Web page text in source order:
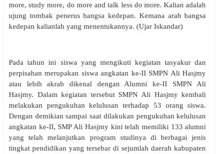
more, study more, do more and talk less do more. Kalian adalah
ujung tombak penerus bangsa kedepan. Kemana arah bangsa
kedepan kalianlah yang menentukannya. (Ujar Iskandar)
Pada tahun ini siswa yang mengikuti kegiatan tasyakur dan
perpisahan merupakan siswa angkatan ke-II SMPN Ali Hasjmy
atau lebih akrab dikenal dengan Alumni ke-II SMPN Ali
Hasjmy. Dalam kegiatan tersebut SMPN Ali Hasjmy kembali
melakukan pengukuhan kelulusan terhadap 53 orang siswa.
Dengan demikian sampai saat dilakukan pengukuhan kelulusan
angkatan ke-II, SMP Ali Hasjmy kini telah memiliki 133 alumni
yang telah melanjutkan program studinya di berbagai jenis
tingkat pendidikan yang tersebar di sejumlah daerah kabupaten